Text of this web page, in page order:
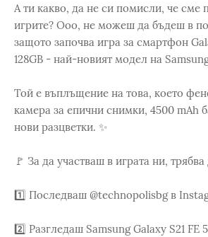
А ти какво, да не си помисли, че сме
игрите? Ооо, не можеш да бъдеш в
защото започва игра за смартфон
128GB - най-новият модел на
Той е въплъщение на това, което
камера за епични снимки, 4500 mAh
нови разцветки. ✨
🚩 За да участваш в играта ни, трябва
1️⃣ Последваш @technopolisbg в
2️⃣ Разгледаш Samsung Galaxy S21 FE